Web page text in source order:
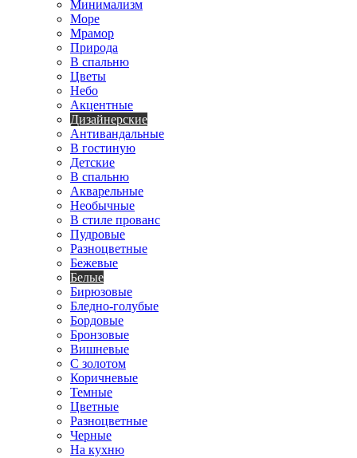
Минимализм
Море
Мрамор
Природа
В спальню
Цветы
Небо
Акцентные
Дизайнерские
Антивандальные
В гостиную
Детские
В спальню
Акварельные
Необычные
В стиле прованс
Пудровые
Разноцветные
Бежевые
Белые
Бирюзовые
Бледно-голубые
Бордовые
Бронзовые
Вишневые
С золотом
Коричневые
Темные
Цветные
Разноцветные
Черные
На кухню